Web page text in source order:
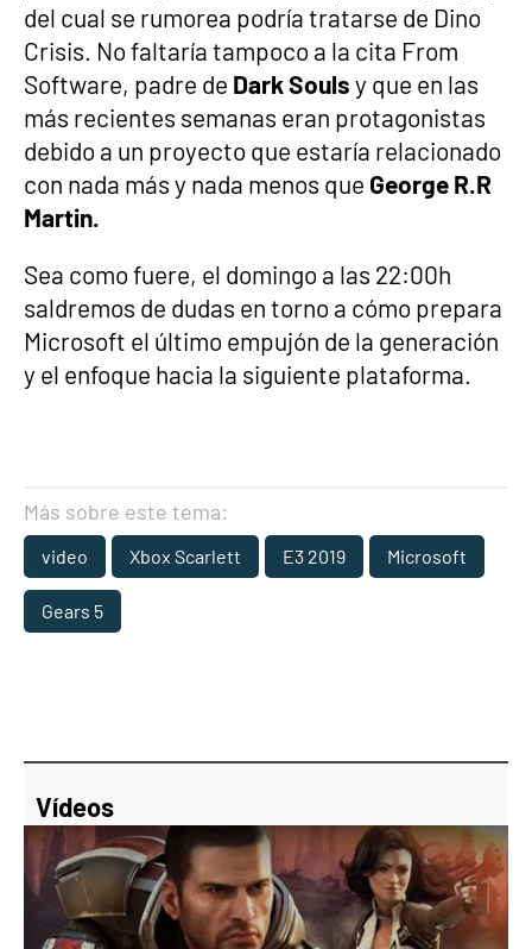
del cual se rumorea podría tratarse de Dino
Crisis. No faltaría tampoco a la cita From
Software, padre de Dark Souls y que en las
más recientes semanas eran protagonistas
debido a un proyecto que estaría relacionado
con nada más y nada menos que George R.R
Martin.
Sea como fuere, el domingo a las 22:00h
saldremos de dudas en torno a cómo prepara
Microsoft el último empujón de la generación
y el enfoque hacia la siguiente plataforma.
Más sobre este tema:
video Xbox Scarlett E3 2019 Microsoft
Gears 5
Vídeos